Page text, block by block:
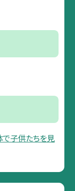
子供たちを見